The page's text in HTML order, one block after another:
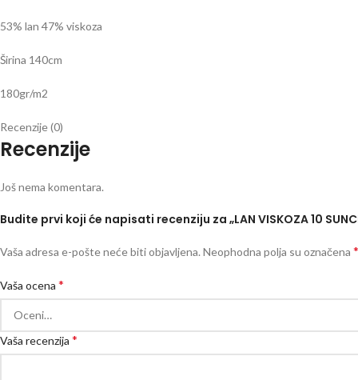
53% lan 47% viskoza
Širina 140cm
180gr/m2
Recenzije (0)
Recenzije
Još nema komentara.
Budite prvi koji će napisati recenziju za „LAN VISKOZA 10
Vaša adresa e-pošte neće biti objavljena. Neophodna polja su označena *
Vaša ocena *
Vaša recenzija *